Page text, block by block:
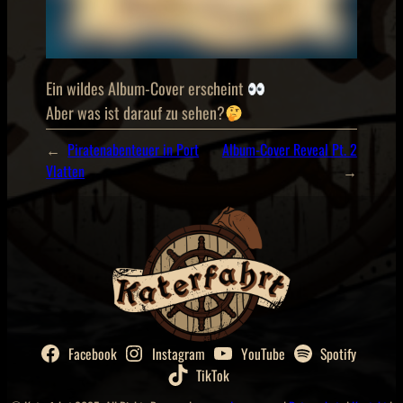
Ein wildes Album-Cover erscheint
Aber was ist darauf zu sehen?
← Piratenabenteuer in Port
Vlatten
Album-Cover Reveal Pt. 2
→
Facebook Instagram YouTube
Spotify
TikTok